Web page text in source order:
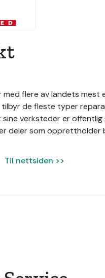
med flere av landets
de fleste typer
sine verksteder er
deler som opprettholder
Til nettsiden >>